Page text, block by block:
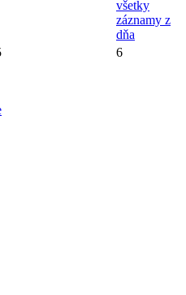
všetky
záznamy z
dňa
6